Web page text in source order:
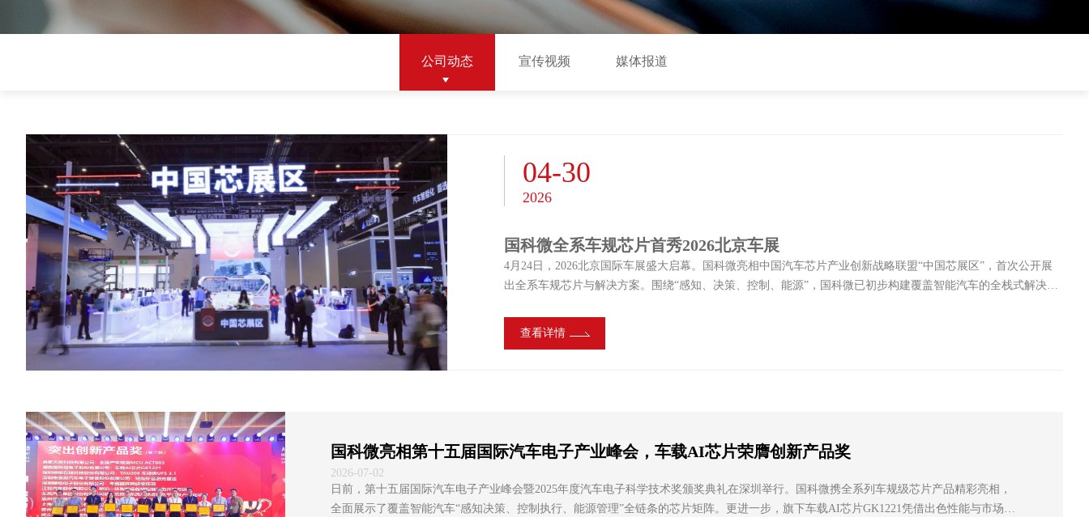
公司动态 宣传视频 媒体报道
04-30
2026
国科微全系车规芯片首秀2026北京车展
4月24日，2026北京国际车展盛大启幕。国科微亮相中国汽车芯片产业创新战略联盟“中国芯展区”，首次公开展
出全系车规芯片与解决方案。围绕“感知、决策、控制、能源”，国科微已初步构建覆盖智能汽车的全栈式解决方
查看详情
国科微亮相第十五届国际汽车电子产业峰会，车载AI芯片荣膺创新产品奖
2026-07-02
日前，第十五届国际汽车电子产业峰会暨2025年度汽车电子科学技术奖颁奖典礼在深圳举行。国科微携全系列车规级芯片产品精彩亮相，
全面展示了覆盖智能汽车“感知决策、控制执行、能源管理”全链条的芯片矩阵。更进一步，旗下车载AI芯片GK1221凭借出色性能与市场表